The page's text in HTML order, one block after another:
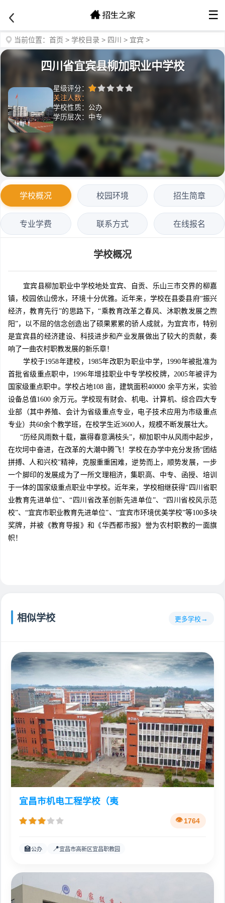
☰
当前位置： 首页 > 学校目录 > 四川 > 宜宾 >
四川省宜宾县柳加职业中学校
星级评分：
关注人数：
学校性质：公办
学历层次：中专
学校概况 校园环境 招生简章
专业学费 联系方式 在线报名
学校概况
宜宾县柳加职业中学校地处宜宾、自贡、乐山三市交界的柳嘉
镇，校园依山傍水，环境十分优雅。近年来，学校在县委县府“振兴
经济，教育先行”的思路下，“乘教育改革之春风、沐职教发展之煦
阳”，以不屈的信念创造出了硕果累累的骄人成就，为宜宾市，特别
是宜宾县的经济建设、科技进步和产业发展做出了较大的贡献，奏
响了一曲农村职教发展的新乐章！
学校于1958年建校，1985年改职为职业中学，1990年被批准为
首批省级重点职中，1996年增挂职业中专学校校牌，2005年被评为
国家级重点职中。学校占地108 亩，建筑面积40000 余平方米，实验
设备总值1600 余万元。学校现有财会、机电、计算机、综合四大专
业部（其中养殖、会计为省级重点专业，电子技术应用为市级重点
专业）共60余个教学班，在校学生近3600人，规模不断发展壮大。
“历经风雨数十载，赢得春意满枝头”，柳加职中从风雨中起步，
在坎坷中奋进，在改革的大潮中腾飞！学校在办学中充分发扬“团结
拼搏、人和兴校”精神，克服重重困难，逆势而上，顺势发展，一步
一个脚印的发展成为了一所文理相济，集职高、中专、函授、培训
于一体的国家级重点职业中学校。近年来，学校相继获得“四川省职
业教育先进单位”、“四川省改革创新先进单位”、“四川省校风示范
校”、“宜宾市职业教育先进单位”、“宜宾市环境优美学校”等100多块
奖牌，并被《教育导报》和《华西都市报》誉为农村职教的一面旗
帜！
相似学校 更多学校
宜昌市机电工程学校（夷
1764
🏫公办 📍宜昌市高新区宜昌职教园